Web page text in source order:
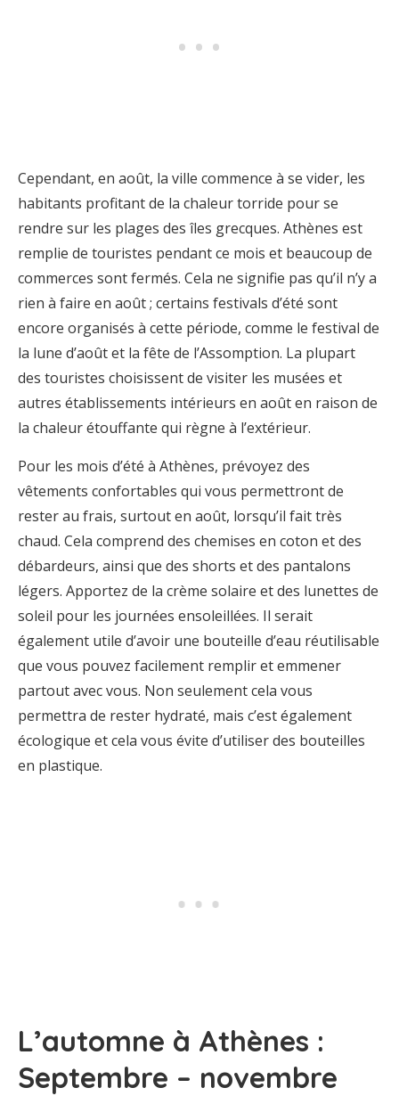
Cependant, en août, la ville commence à se vider, les
habitants profitant de la chaleur torride pour se
rendre sur les plages des îles grecques. Athènes est
remplie de touristes pendant ce mois et beaucoup de
commerces sont fermés. Cela ne signifie pas qu’il n’y a
rien à faire en août ; certains festivals d’été sont
encore organisés à cette période, comme le festival de
la lune d’août et la fête de l’Assomption. La plupart
des touristes choisissent de visiter les musées et
autres établissements intérieurs en août en raison de
la chaleur étouffante qui règne à l’extérieur.
Pour les mois d’été à Athènes, prévoyez des
vêtements confortables qui vous permettront de
rester au frais, surtout en août, lorsqu’il fait très
chaud. Cela comprend des chemises en coton et des
débardeurs, ainsi que des shorts et des pantalons
légers. Apportez de la crème solaire et des lunettes de
soleil pour les journées ensoleillées. Il serait
également utile d’avoir une bouteille d’eau réutilisable
que vous pouvez facilement remplir et emmener
partout avec vous. Non seulement cela vous
permettra de rester hydraté, mais c’est également
écologique et cela vous évite d’utiliser des bouteilles
en plastique.
L’automne à Athènes :
Septembre – novembre